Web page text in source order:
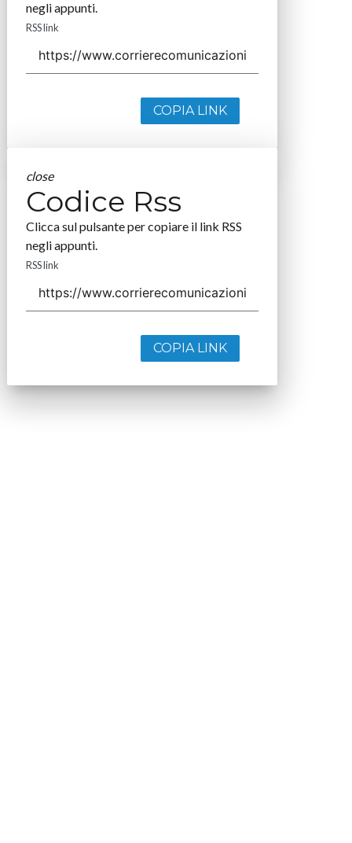
negli appunti.
RSS link
COPIA LINK
close
Codice Rss
Clicca sul pulsante per copiare il link RSS
negli appunti.
RSS link
COPIA LINK